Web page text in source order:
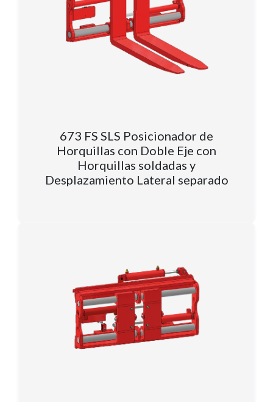
673 FS SLS Posicionador de
Horquillas con Doble Eje con
Horquillas soldadas y
Desplazamiento Lateral separado